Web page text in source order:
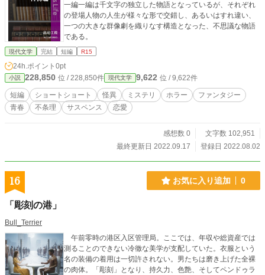
一編一編は千文字の独立した物語となっているが、それぞれ
の登場人物の人生が様々な形で交錯し、あるいはすれ違い、
一つの大きな群像劇を織りなす構造となった、不思議な物語
である。
現代文学 完結 短編 R15
24h.ポイント 0pt
小説 228,850 位 / 228,850件 現代文学 9,622 位 / 9,622件
短編 ショートショート 怪異 ミステリ ホラー
ファンタジー
青春
不条理 サスペンス 恋愛
感想数 0
文字数 102,951
最終更新日 2022.09.17
登録日 2022.08.02
16 お気に入り追加 0
「彫刻の港」
Bull_Terrier
午前零時の港区入区管理局。ここでは、年収や総資産では
測ることのできない冷徹な美学が支配していた。衣服という
名の装備の着用は一切許されない。男たちは磨き上げた全裸
の肉体。「彫刻」となり、持久力、色艶、そしてペンドゥラ